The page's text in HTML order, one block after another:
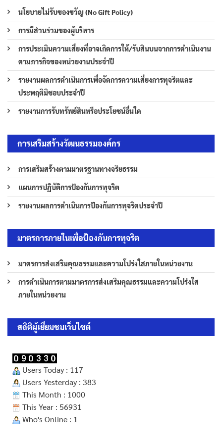
นโยบายไม่รับของขวัญ (No Gift Policy)
การมีส่วนร่วมของผู้บริหาร
การประเมินความเสี่ยงที่อาจเกิดการให้/รับสินบนจากการดำเนินงาน
ตามภารกิจของหน่วยงานประจำปี
รายงานผลการดำเนินการเพื่อจัดการความเสี่ยงการทุจริตและ
ประพฤติมิชอบประจำปี
รายงานการรับทรัพย์สินหรือประโยชน์อื่นใด
การเสริมสร้างวัฒนธรรมองค์กร
การเสริมสร้างตามมาตรฐานทางจริยธรรม
แผนการปฏิบัติการป้องกันการทุจริต
รายงานผลการดำเนินการป้องกันการทุจริตประจำปี
มาตรการภายในเพื่อป้องกันการทุจริต
มาตรการส่งเสริมคุณธรรมและความโปร่งใสภายในหน่วยงาน
การดำเนินการตามมาตรการส่งเสริมคุณธรรมและความโปร่งใส
ภายในหน่วยงาน
สถิติผู้เยี่ยมชมเว็บไซต์
Users Today : 117
Users Yesterday : 383
This Month : 1000
This Year : 56931
Who's Online : 1